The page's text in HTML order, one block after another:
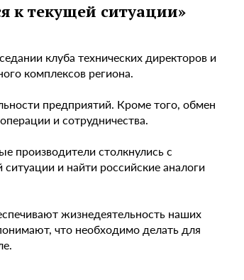
к текущей ситуации»
клуба технических директоров и
комплексов региона.
предприятий. Кроме того, обмен
и сотрудничества.
производители столкнулись с
и найти российские аналоги
жизнедеятельность наших
что необходимо делать для